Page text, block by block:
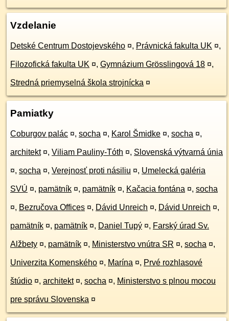
Vzdelanie
Detské Centrum Dostojevského ¤, Právnická fakulta UK ¤,
Filozofická fakulta UK ¤, Gymnázium Grösslingová 18 ¤,
Stredná priemyselná škola strojnícka ¤
Pamiatky
Coburgov palác ¤, socha ¤, Karol Šmidke ¤, socha ¤,
architekt ¤, Viliam Pauliny-Tóth ¤, Slovenská výtvarná únia
¤, socha ¤, Verejnosť proti násiliu ¤, Umelecká galéria
SVÚ ¤, pamätník ¤, pamätník ¤, Kačacia fontána ¤, socha
¤, Bezručova Offices ¤, Dávid Unreich ¤, Dávid Unreich ¤,
pamätník ¤, pamätník ¤, Daniel Tupý ¤, Farský úrad Sv.
Alžbety ¤, pamätník ¤, Ministerstvo vnútra SR ¤, socha ¤,
Univerzita Komenského ¤, Marína ¤, Prvé rozhlasové
štúdio ¤, architekt ¤, socha ¤, Ministerstvo s plnou mocou
pre správu Slovenska ¤